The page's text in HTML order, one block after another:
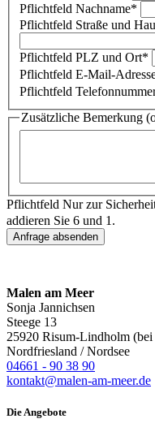
Pflichtfeld Nachname*
Pflichtfeld Straße und
Pflichtfeld PLZ und Ort*
Pflichtfeld E-Mail-
Pflichtfeld
Zusätzliche Bemerkung
Pflichtfeld Nur zur
addieren Sie 6 und 1.
Anfrage absenden
Malen am Meer
Sonja Jannichsen
Steege 13
25920 Risum-Lindholm
Nordfriesland / Nordsee
04661 - 90 38 90
kontakt@malen-am-meer.de
Die Angebote